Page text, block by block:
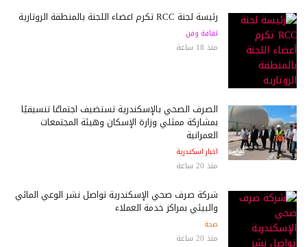
رئيسة لجنة RCC تكرم أعضاء اللجنة بالمنطقة الروتارية
ثقافة وفن
منذ 18 ساعة
الصرف الصحي بالإسكندرية تستضيف اجتماعًا تنسيقيًا
بمشاركة ممثلي وزارة الإسكان وهيئة المجتمعات
العمرانية
اخبار اسكندرية
منذ 20 ساعة
شركة صرف صحي الإسكندرية تواصل نشر الوعي المائي
والبيئي بمراكز خدمة العملاء
صحة
منذ 20 ساعة